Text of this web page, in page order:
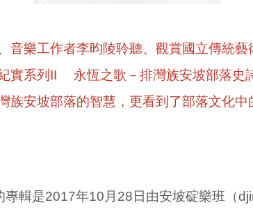
音樂工作者李昀陵聆聽、觀賞國立傳統
實系列II 永恆之歌－排灣族安坡部落史
族安坡部落的智慧，更看到了部落文化中
輯是2017年10月28日由安坡碇樂班（